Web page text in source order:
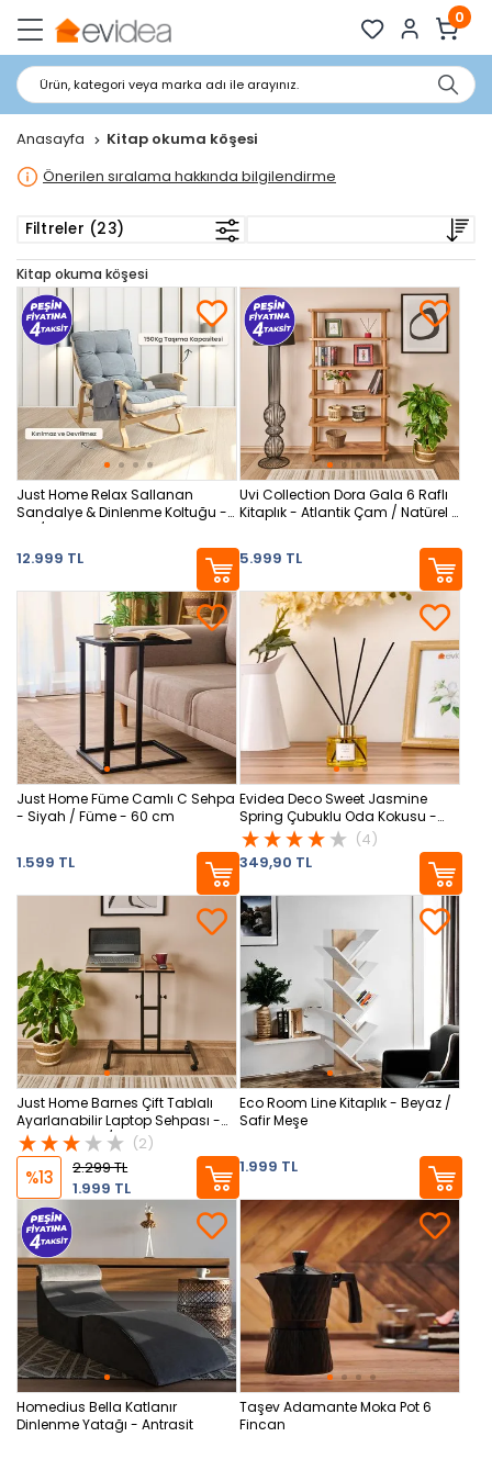
0
Ürün, kategori veya marka adı ile arayınız.
Anasayfa Kitap okuma köşesi
Önerilen sıralama hakkında bilgilendirme
Filtreler (23)
Kitap okuma köşesi
Just Home Relax Sallanan
Sandalye & Dinlenme Koltuğu -
Gri / Krem
12.999 TL
Uvi Collection Dora Gala 6 Raflı
Kitaplık - Atlantik Çam / Natürel -
5.999 TL
Just Home Füme Camlı C Sehpa
- Siyah / Füme - 60 cm
1.599 TL
Evidea Deco Sweet Jasmine
Spring Çubuklu Oda Kokusu -
Sarı - 100 ml
(4)
349,90 TL
Just Home Barnes Çift Tablalı
Ayarlanabilir Laptop Sehpası -
Atlantik Çam / Siyah - 87x45x58
cm
(2)
%13
2.299 TL
1.999 TL
Eco Room Line Kitaplık - Beyaz /
Safir Meşe
1.999 TL
Homedius Bella Katlanır
Dinlenme Yatağı - Antrasit
Taşev Adamante Moka Pot 6
Fincan